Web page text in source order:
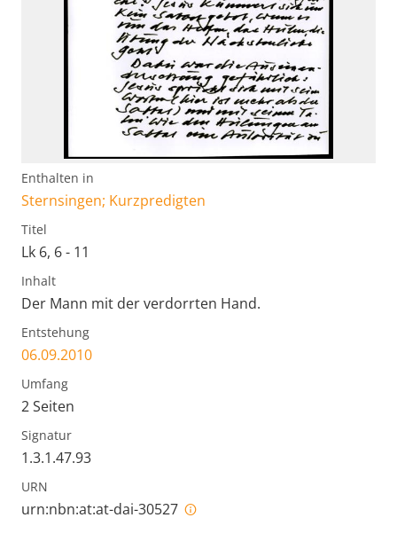
Enthalten in
Sternsingen; Kurzpredigten
Titel
Lk 6, 6 - 11
Inhalt
Der Mann mit der verdorrten Hand.
Entstehung
06.09.2010
Umfang
2 Seiten
Signatur
1.3.1.47.93
URN
urn:nbn:at:at-dai-30527